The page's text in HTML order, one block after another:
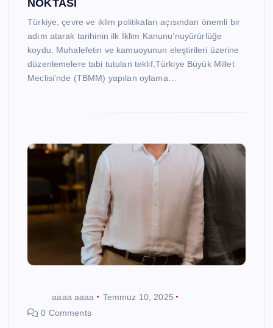
NOKTASI
Türkiye, çevre ve iklim politikaları açısından önemli bir
adım atarak tarihinin ilk İklim Kanunu’nuyürürlüğe
koydu. Muhalefetin ve kamuoyunun eleştirileri üzerine
düzenlemelere tabi tutulan teklif,Türkiye Büyük Millet
Meclisi’nde (TBMM) yapılan oylama…
aaaa aaaa
Temmuz 10, 2025
0 Comments